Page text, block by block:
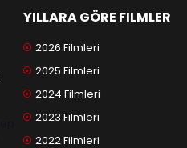
YILLARA GÖRE FILMLER
2026 Filmleri
2025 Filmleri
2024 Filmleri
2023 Filmleri
2022 Filmleri